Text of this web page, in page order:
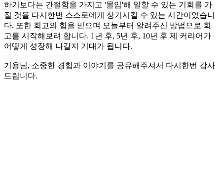
하기보다는 간절함을 가지고 '몰입'해 일할 수 있는 기회를 가
질 것을 다시한번 스스로에게 상기시킬 수 있는 시간이었습니
다. 또한 회고의 힘을 믿으며 오늘부터 알려주신 방법으로 회
고를 시작해보려 합니다. 1년 후, 5년 후, 10년 후 제 커리어가
어떻게 성장해 나갈지 기대가 됩니다.
기용님, 소중한 경험과 이야기를 공유해주셔서 다시한번 감사
드립니다.